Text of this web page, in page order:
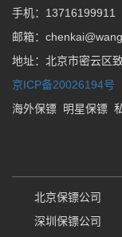
手机：13716199911
邮箱：
地址：北京市密云区
京ICP备20026194号
海外保镖
明星保镖
北京保镖公司
深圳保镖公司